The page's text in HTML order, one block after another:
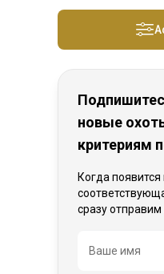
новые
критериям
Когда появится
сразу
Название
Ваше имя